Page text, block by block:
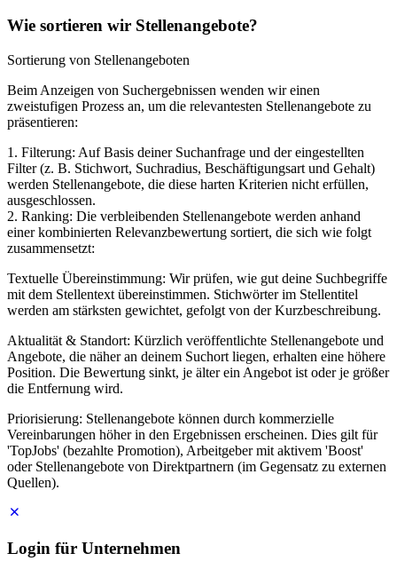
Wie sortieren wir Stellenangebote?
Sortierung von Stellenangeboten
Beim Anzeigen von Suchergebnissen wenden wir einen
zweistufigen Prozess an, um die relevantesten Stellenangebote zu
präsentieren:
1. Filterung: Auf Basis deiner Suchanfrage und der eingestellten
Filter (z. B. Stichwort, Suchradius, Beschäftigungsart und Gehalt)
werden Stellenangebote, die diese harten Kriterien nicht erfüllen,
ausgeschlossen.
2. Ranking: Die verbleibenden Stellenangebote werden anhand
einer kombinierten Relevanzbewertung sortiert, die sich wie folgt
zusammensetzt:
Textuelle Übereinstimmung: Wir prüfen, wie gut deine Suchbegriffe
mit dem Stellentext übereinstimmen. Stichwörter im Stellentitel
werden am stärksten gewichtet, gefolgt von der Kurzbeschreibung.
Aktualität & Standort: Kürzlich veröffentlichte Stellenangebote und
Angebote, die näher an deinem Suchort liegen, erhalten eine höhere
Position. Die Bewertung sinkt, je älter ein Angebot ist oder je größer
die Entfernung wird.
Priorisierung: Stellenangebote können durch kommerzielle
Vereinbarungen höher in den Ergebnissen erscheinen. Dies gilt für
'TopJobs' (bezahlte Promotion), Arbeitgeber mit aktivem 'Boost'
oder Stellenangebote von Direktpartnern (im Gegensatz zu externen
Quellen).
Login für Unternehmen